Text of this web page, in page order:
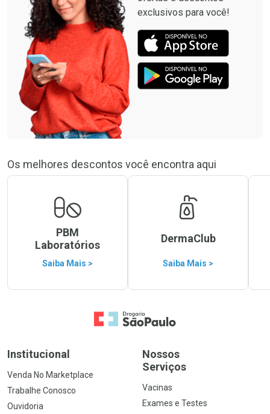
exclusivos para você!
Os melhores descontos você encontra aqui
PBM
Laboratórios
Saiba Mais >
DermaClub
Saiba Mais >
Ir para a Home
Institucional
Venda No Marketplace
Trabalhe Conosco
Ouvidoria
Nossos
Serviços
Vacinas
Exames e Testes